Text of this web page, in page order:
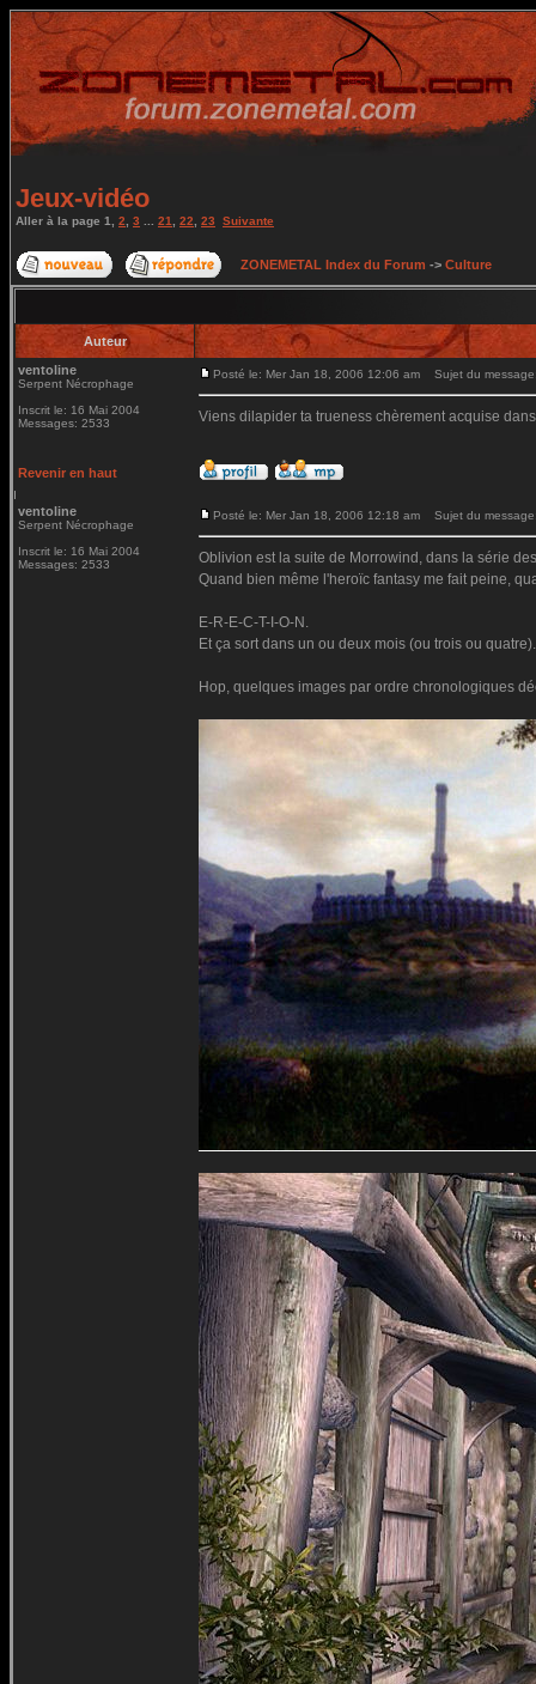
Jeux-vidéo
Aller à la page 1 2 3 21 22 23 Suivante
ZONEMETAL Index du Forum -> Culture
Auteur
ventoline
Serpent Nécrophage
Inscrit le: 16 Mai 2004
Messages: 2533
Posté le: Mer Jan 18, 2006 12:06 am Sujet du
Viens dilapider ta trueness chèrement acquise
Revenir en haut
ventoline
Serpent Nécrophage
Inscrit le: 16 Mai 2004
Messages: 2533
Posté le: Mer Jan 18, 2006 12:18 am Sujet du
Oblivion est la suite de Morrowind, dans la série
Quand bien même l'heroïc fantasy me fait peine,
E-R-E-C-T-I-O-N.
Et ça sort dans un ou deux mois (ou trois ou quatre).
Hop, quelques images par ordre chronologiques